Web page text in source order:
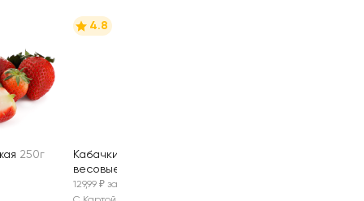
250г
4.8
Кабачки цуккини,
весовые
129,99 ₽ за 1 кг